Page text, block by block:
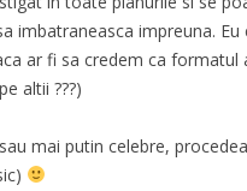
imbatraneasca impreuna.
ar fi sa credem ca formatul
altii ???)
mai putin celebre,